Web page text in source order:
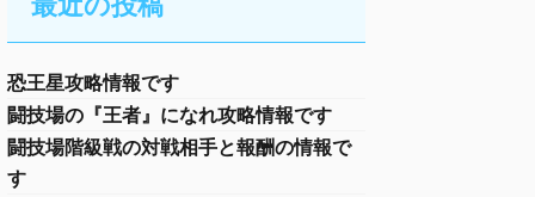
恐王星攻略情報です
闘技場の『王者』になれ攻略情報です
闘技場階級戦の対戦相手と報酬の情報で
す